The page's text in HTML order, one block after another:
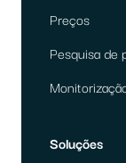
Preços
Pesquisa de
Soluções